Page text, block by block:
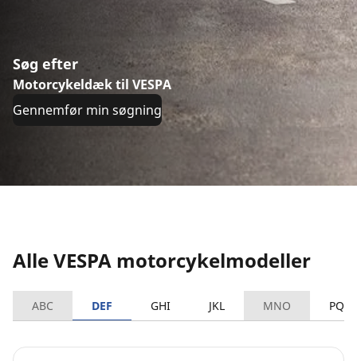
Søg efter
Motorcykeldæk til VESPA
Gennemfør min søgning
Alle VESPA motorcykelmodeller
ABC DEF GHI JKL MNO PQRS